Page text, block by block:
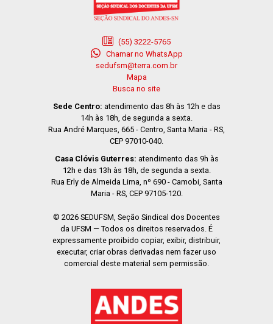
(55) 3222-5765
Chamar no WhatsApp
sedufsm@terra.com.br
Mapa
Busca no site
Sede Centro: atendimento das 8h às 12h e das
14h às 18h, de segunda a sexta.
Rua André Marques, 665 - Centro, Santa Maria - RS,
CEP 97010-040.
Casa Clóvis Guterres: atendimento das 9h às
12h e das 13h às 18h, de segunda a sexta.
Rua Erly de Almeida Lima, nº 690 - Camobi, Santa
Maria - RS, CEP 97105-120.
© 2026 SEDUFSM, Seção Sindical dos Docentes
da UFSM — Todos os direitos reservados. É
expressamente proibido copiar, exibir, distribuir,
executar, criar obras derivadas nem fazer uso
comercial deste material sem permissão.